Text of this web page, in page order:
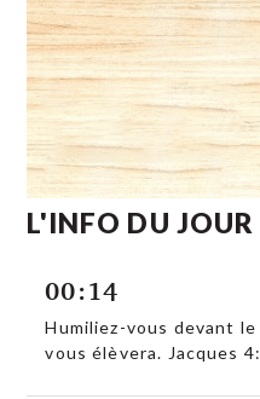
L'INFO DU JOUR
00:14
Humiliez-vous devant
vous élèvera. Jacques